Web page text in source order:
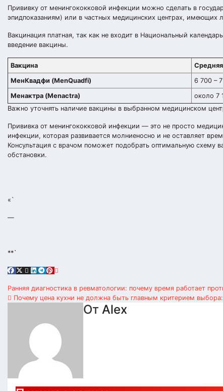
Прививку от менингококковой инфекции можно сделать в
эпидпоказаниям) или в частных медицинских центрах, имеющих
Вакцинация платная, так как не входит в Национальный
введение вакцины.
Вакцина
МенКвадфи (MenQuadfi)
6 700 –
Менактра (Menactra)
около 7
Важно уточнять наличие вакцины в выбранном медицинском
Прививка от менингококковой инфекции — это не просто
инфекции, которая развивается молниеносно и не оставляет
Консультация с врачом поможет подобрать оптимальную схему
обстановки.
«`
—
**`
Навигация
записям
Ранняя диагностика в ревматологии: почему время работает
Почему цена кухни не должна быть главным критерием
От Alex